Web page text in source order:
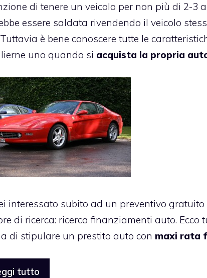
di tenere un veicolo per non più di 2-3
essere saldata rivendendo il veicolo
è bene conoscere tutte le
uno quando si acquista la propria
interessato subito ad un preventivo
di ricerca: ricerca finanziamenti auto. Ecco
di stipulare un prestito auto con maxi rata
tutto